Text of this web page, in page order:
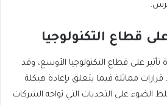
قطاع التكنولوجيا
على قطاع التكنولوجيا الأوسع، وقد
مماثلة فيما يتعلق بإعادة هيكلة
على التحديات التي تواجه الشركات